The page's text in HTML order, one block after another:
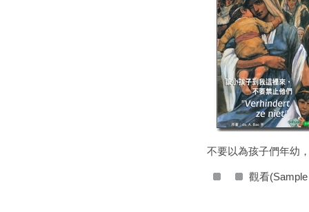
不要以為孩子們年幼
觀看